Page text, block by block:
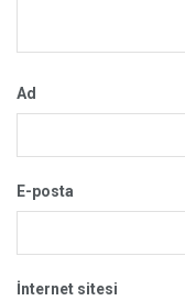
Ad
E-posta
İnternet sitesi